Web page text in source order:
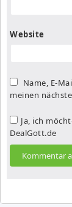
Website
Name, E-
meinen
Ja, ich
DealGott.de